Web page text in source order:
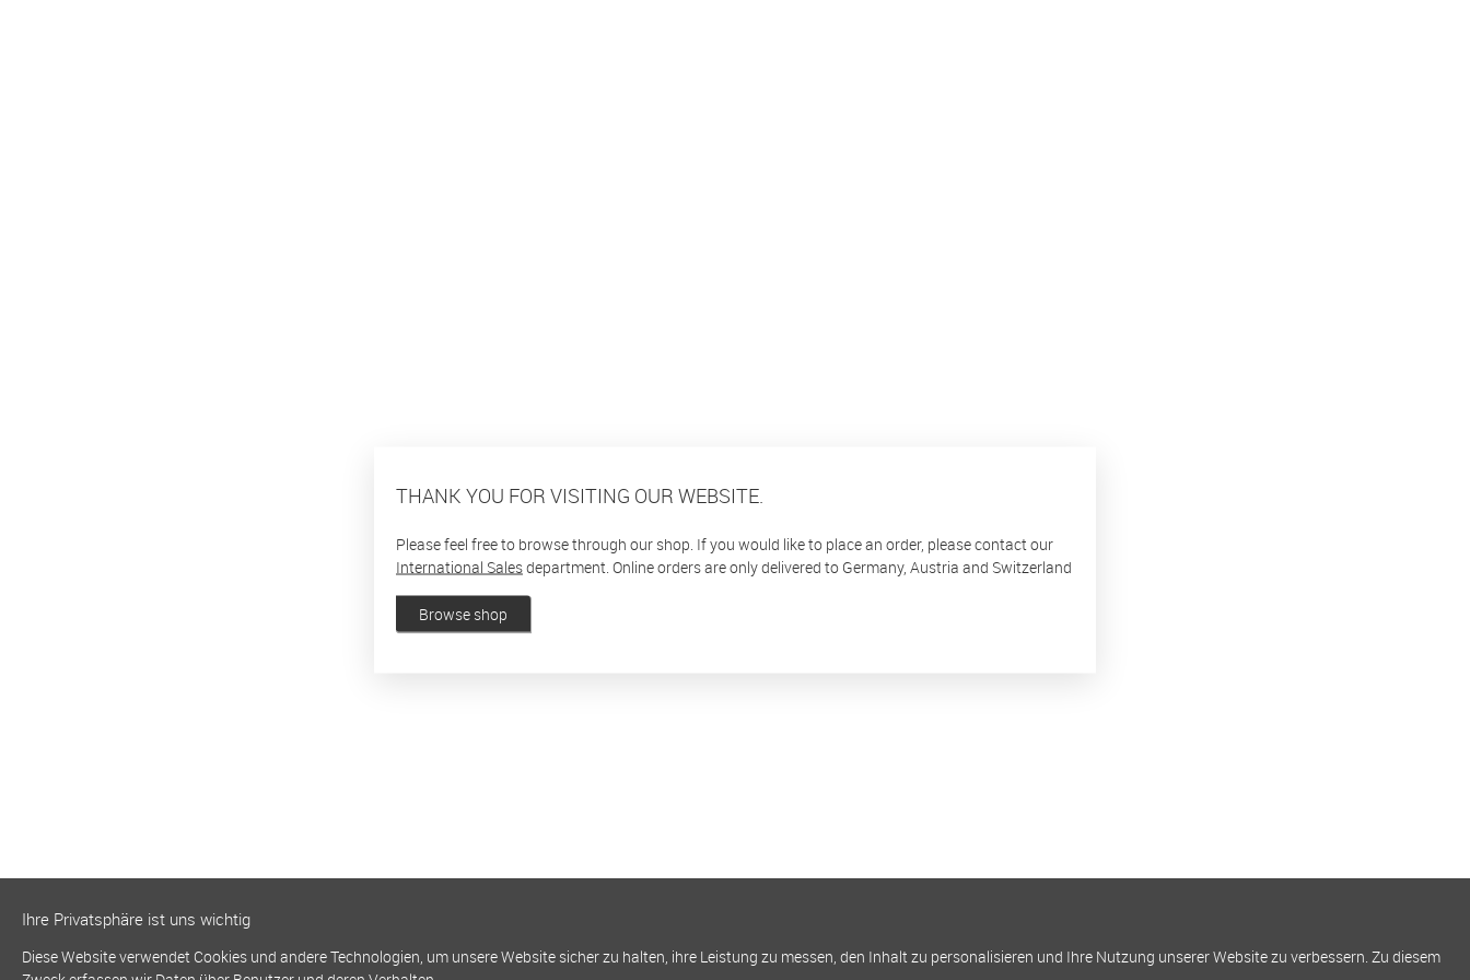
THANK YOU FOR VISITING OUR WEBSITE.
Please feel free to browse through our shop. If you would like to place an order, please contact our
International Salesdepartment. Online orders are only delivered to Germany, Austria and Switzerland
Browse shop
Ihre Privatsphäre ist uns wichtig
Diese Website verwendet Cookies und andere Technologien, um unsere Website sicher zu halten, ihre Leistung zu messen, den Inhalt zu personalisieren und Ihre Nutzung unserer Website zu verbessern. Zu diesem